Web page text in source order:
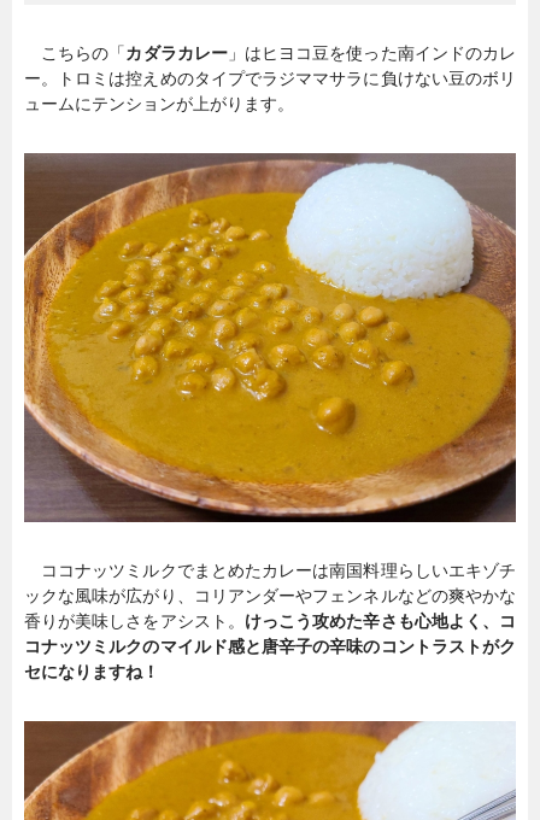
こちらの「カダラカレー」はヒヨコ豆を使った南インドのカレ
ー。トロミは控えめのタイプでラジママサラに負けない豆のボリ
ュームにテンションが上がります。
ココナッツミルクでまとめたカレーは南国料理らしいエキゾチ
ックな風味が広がり、コリアンダーやフェンネルなどの爽やかな
香りが美味しさをアシスト。 けっこう攻めた辛さも心地よく、コ
コナッツミルクのマイルド感と唐辛子の辛味のコントラストがク
セになりますね！